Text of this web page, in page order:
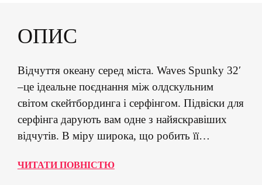
ОПИС
Відчуття океану серед міста. Waves Spunky 32′
–це ідеальне поєднання між олдскульним
світом скейтбординга і серфінгом. Підвіски для
серфінга дарують вам одне з найяскравіших
відчутів. В міру широка, що робить її
швидкостях та під час критичних маневрів.
ЧИТАТИ ПОВНІСТЮ